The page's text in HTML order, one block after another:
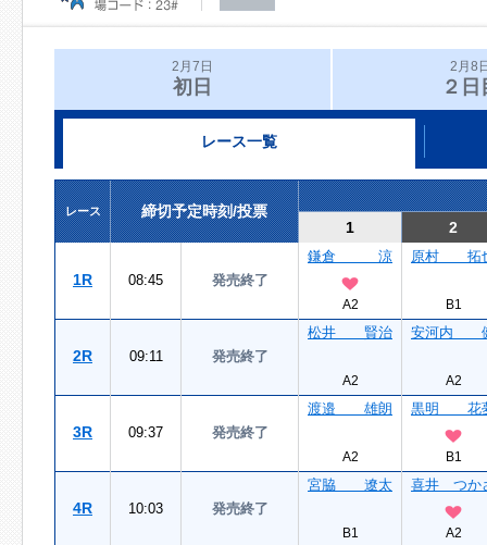
2月7日
初日
2月8
２日
レース一覧
レース
締切予定時刻/投票
1
2
1R 08:45 発売終了
鎌倉 涼
A2
原村 拓
B1
2R 09:11 発売終了
松井 賢治
A2
安河内
A2
3R 09:37 発売終了
渡邉 雄朗
A2
黒明 花
B1
4R 10:03 発売終了
宮脇 遼太
B1
喜井 つか
A2